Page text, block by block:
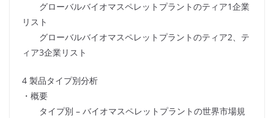
グローバルバイオマスペレットプラントのティア1企業
リスト
グローバルバイオマスペレットプラントのティア2、テ
ィア3企業リスト
4 製品タイプ別分析
・概要
タイプ別 – バイオマスペレットプラントの世界市場規